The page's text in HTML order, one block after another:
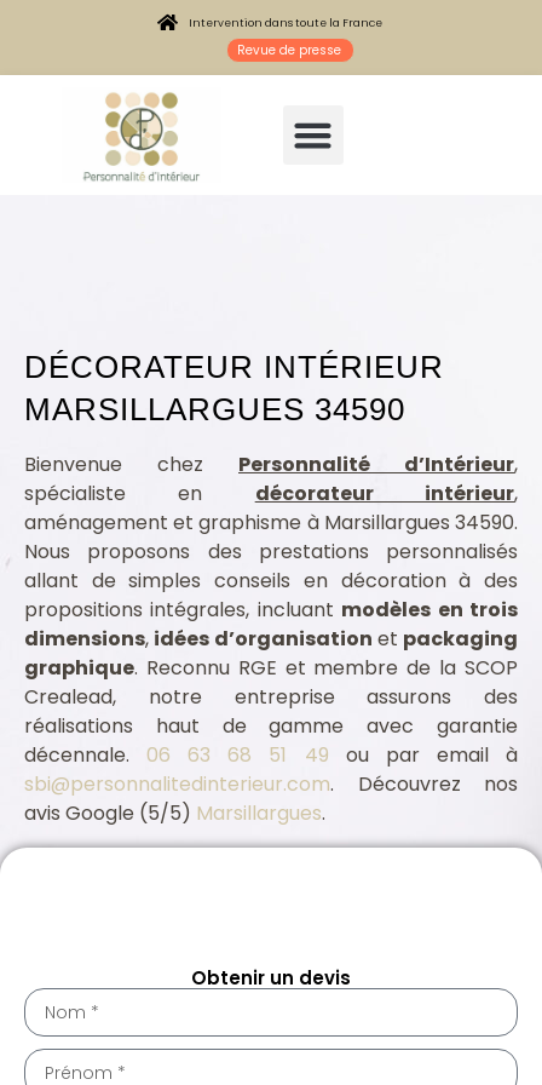
Intervention dans toute la France
Revue de presse
DÉCORATEUR INTÉRIEUR
MARSILLARGUES 34590
Bienvenue chez Personnalité d’Intérieur,
spécialiste en décorateur intérieur,
aménagement et graphisme à Marsillargues 34590.
Nous proposons des prestations personnalisés
allant de simples conseils en décoration à des
propositions intégrales, incluant modèles en trois
dimensions, idées d’organisation et packaging
graphique. Reconnu RGE et membre de la SCOP
Crealead, notre entreprise assurons des
réalisations haut de gamme avec garantie
décennale.06 63 68 51 49 ou par email à
sbi@personnalitedinterieur.com. Découvrez nos
avis Google (5/5) Marsillargues.
Obtenir un devis